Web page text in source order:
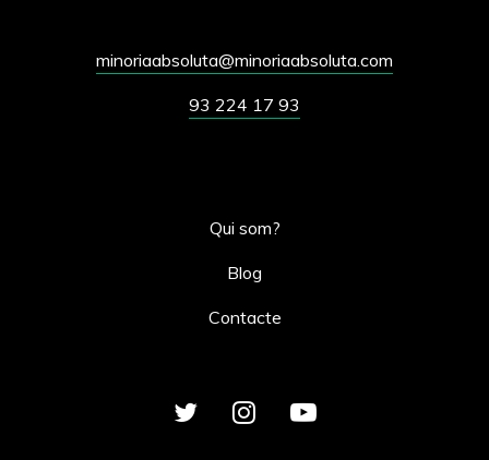
minoriaabsoluta@minoriaabsoluta.com
93 224 17 93
Qui som?
Blog
Contacte